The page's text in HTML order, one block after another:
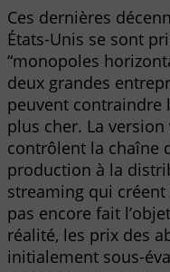
Ces dernières
États-Unis se sont
“monopoles
deux grandes
peuvent contraindre
plus cher. La
contrôlent la chaîne
production à la
streaming qui créent
pas encore fait
réalité, les prix des
initialement sous-